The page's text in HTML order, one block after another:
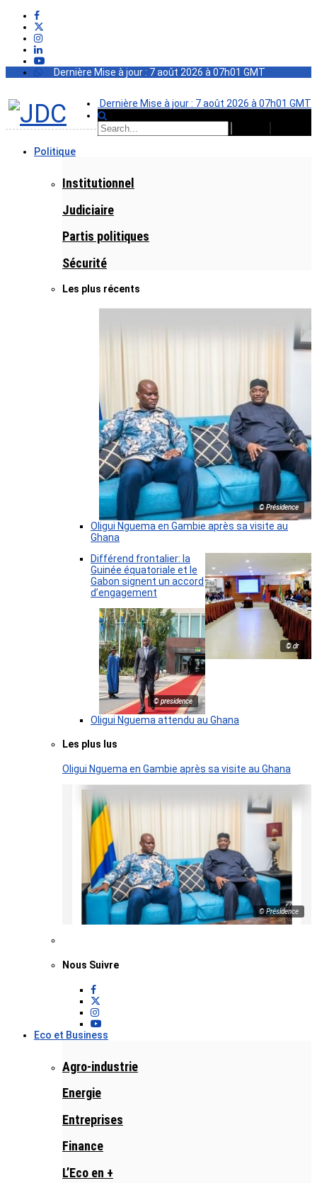
Dernière Mise à jour : 7 août 2026 à 07h01 GMT
Dernière Mise à jour : 7 août 2026 à 07h01 GMT
Politique
Institutionnel
Judiciaire
Partis politiques
Sécurité
Les plus récents
© Présidence
Oligui Nguema en Gambie après sa visite au
Ghana
© dr
Différend frontalier: la
Guinée équatoriale et le
Gabon signent un accord
d’engagement
© presidence
Oligui Nguema attendu au Ghana
Les plus lus
Oligui Nguema en Gambie après sa visite au Ghana
© Présidence
Nous Suivre
Eco et Business
Agro-industrie
Energie
Entreprises
Finance
L’Eco en +